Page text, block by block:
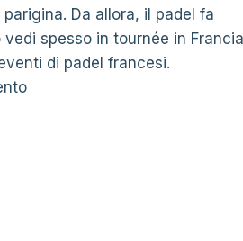
Da allora, il padel fa
spesso in tournée in Francia
di padel francesi.